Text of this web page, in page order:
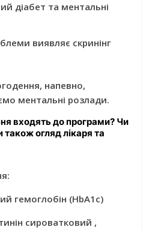
діабет та ментальні
виявляє скринінг
напевно,
ментальні розлади.
входять до програми? Чи
також огляд лікаря та
гемоглобін (HbA1c)
сироватковий ,